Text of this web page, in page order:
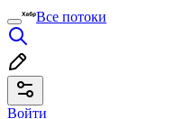
Все потоки
Войти